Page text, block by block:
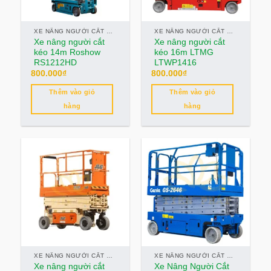
XCMG
Thang Nâng Người
0
Xe Boom Lift
Xe Cắt Kéo
0
Xe Cẩu Bánh Lốp
Xe cẩu chân nhện
0
Xe Cẩu Thùng
Xe Nâng Dầu Xe Nâng Điện
0
1.5 tấn 272kg
0
460 Kg
0
7 tấn
0
1 tấn
0
2 tấn 3 tấn
0
10 tấn
0
13 tấn
0
15 tấn
0
20 tấn
0
159 Kg
2
227 kg
Xe nâng người cắt
kéo 14m Roshow
RS1212HD
800.000₫
Thêm vào giỏ
hàng
Xe nâng người cắt
kéo 16m LTMG
LTWP1416
800.000₫
Thêm vào giỏ
hàng
XE NÂNG NGƯỜI CẮT KÉO
Xe nâng người cắt
XE NÂNG NGƯỜI CẮT KÉO
Xe Nâng Người Cắt